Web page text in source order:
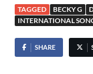
TAGGED BECKY G
INTERNATIONAL
SHARE